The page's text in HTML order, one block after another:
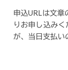
申込URLは文
りお申し込みく
が、当日支払い